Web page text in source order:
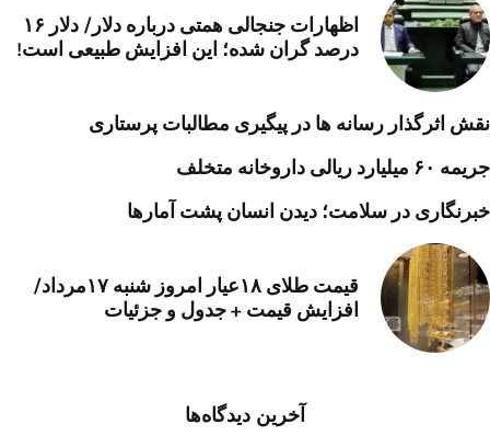
اظهارات جنجالی همتی درباره دلار/ دلار ۱۶
درصد گران شده؛ این افزایش طبیعی است!
نقش اثرگذار رسانه ها در پیگیری مطالبات پرستاری
جریمه ۶۰ میلیارد ریالی داروخانه متخلف
خبرنگاری در سلامت؛ دیدن انسان پشت آمارها
قیمت طلای ۱۸عیار امروز شنبه ۱۷مرداد/
افزایش قیمت + جدول و جزئیات
آخرین دیدگاه‌ها